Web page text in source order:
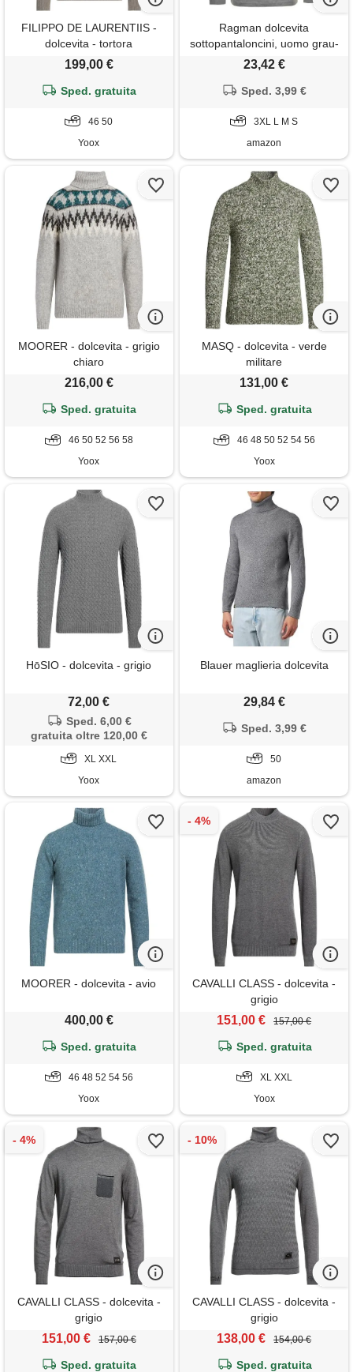
FILIPPO DE LAURENTIIS -
dolcevita - tortora
199,00 €
Sped. gratuita
46 50
Yoox
Ragman dolcevita
sottopantaloncini, uomo grau-
melange-012 l
23,42 €
Sped. 3,99 €
3XL L M S
amazon
MOORER - dolcevita - grigio
chiaro
216,00 €
Sped. gratuita
46 50 52 56 58
Yoox
MASQ - dolcevita - verde
militare
131,00 €
Sped. gratuita
46 48 50 52 54 56
Yoox
HōSIO - dolcevita - grigio
72,00 €
Sped. 6,00 €
gratuita oltre 120,00 €
XL XXL
Yoox
Blauer maglieria dolcevita
29,84 €
Sped. 3,99 €
50
amazon
MOORER - dolcevita - avio
400,00 €
Sped. gratuita
46 48 52 54 56
Yoox
CAVALLI CLASS - dolcevita -
grigio
151,00 € 157,00 €
Sped. gratuita
XL XXL
Yoox
CAVALLI CLASS - dolcevita -
grigio
151,00 € 157,00 €
Sped. gratuita
CAVALLI CLASS - dolcevita -
grigio
138,00 € 154,00 €
Sped. gratuita